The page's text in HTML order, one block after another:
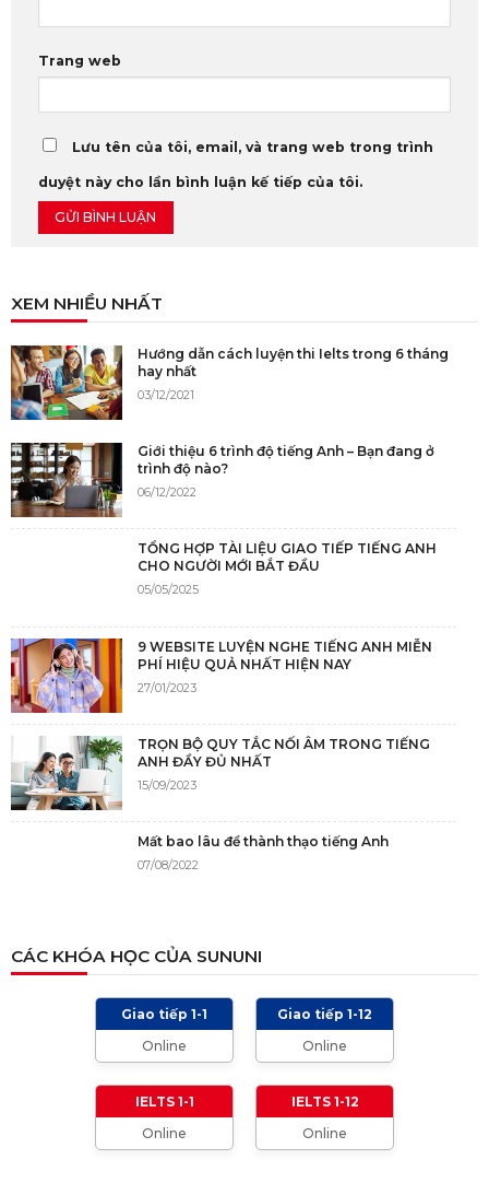
Trang web
Lưu tên của tôi, email, và trang web trong trình
duyệt này cho lần bình luận kế tiếp của tôi.
XEM NHIỀU NHẤT
Hướng dẫn cách luyện thi Ielts trong 6 tháng
hay nhất
03/12/2021
Giới thiệu 6 trình độ tiếng Anh – Bạn đang ở
trình độ nào?
06/12/2022
TỔNG HỢP TÀI LIỆU GIAO TIẾP TIẾNG ANH
CHO NGƯỜI MỚI BẮT ĐẦU
05/05/2025
9 WEBSITE LUYỆN NGHE TIẾNG ANH MIỄN
PHÍ HIỆU QUẢ NHẤT HIỆN NAY
27/01/2023
TRỌN BỘ QUY TẮC NỐI ÂM TRONG TIẾNG
ANH ĐẦY ĐỦ NHẤT
15/09/2023
Mất bao lâu để thành thạo tiếng Anh
07/08/2022
05/12/2021
TIÊU CHÍ CHẤM IELTS SPEAKING, WRITING
2024 VÀ NHỮNG LƯU Ý
TỔNG HỢP CÁCH XƯNG HÔ TRONG TIẾNG
ANH (Từ formal đến informal)
CÁC KHÓA HỌC CỦA SUNUNI
Giao tiếp 1-1
Online
Giao tiếp 1-12
Online
IELTS 1-1
Online
IELTS 1-12
Online